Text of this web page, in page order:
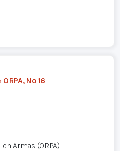
Nº 16
Armas (ORPA)